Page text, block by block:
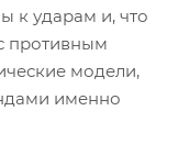
к ударам и, что
противным
модели,
именно